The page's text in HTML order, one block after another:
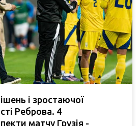
і зростаючої
Реброва. 4
матчу Грузія -